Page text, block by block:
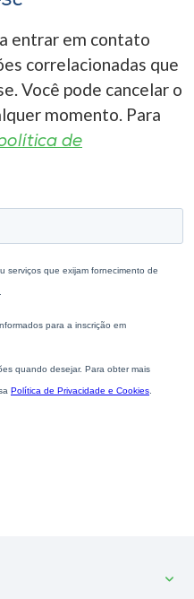
entrar em contato
correlacionadas que
Você pode cancelar o
momento. Para
de